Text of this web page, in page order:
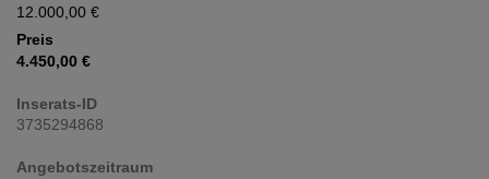
12.000,00 €
Preis
4.450,00 €
Inserats-ID
3735294868
Angebotszeitraum